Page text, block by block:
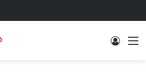
Log In